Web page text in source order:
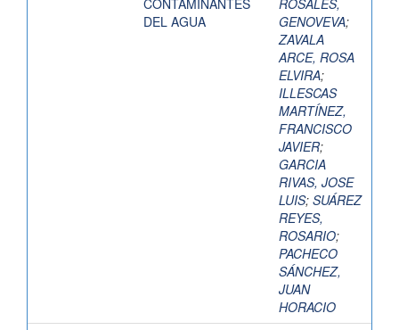
CONTAMINANTES
DEL AGUA
ROSALES,
GENOVEVA;
ZAVALA
ARCE, ROSA
ELVIRA;
ILLESCAS
MARTÍNEZ,
FRANCISCO
JAVIER;
GARCIA
RIVAS, JOSE
LUIS; SUÁREZ
REYES,
ROSARIO;
PACHECO
SÁNCHEZ,
JUAN
HORACIO